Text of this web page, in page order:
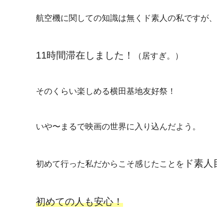
航空機に関しての知識は無くド素人の私ですが、
11時間滞在しました！ （居すぎ。）
そのくらい楽しめる横田基地友好祭！
いや〜まるで映画の世界に入り込んだよう。
初めて行った私だからこそ感じたことを ド素人
初めての人も安心！